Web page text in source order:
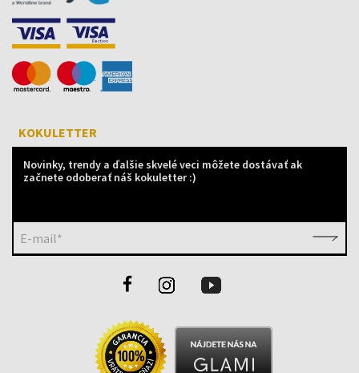
KOKULETTER
Novinky, trendy a ďalšie skvelé veci môžete dostávať ak
začnete odoberať náš kokuletter :)
E-mail*